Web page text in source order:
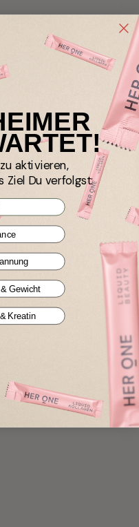
aktivieren,
Ziel Du verfolgst:
Gewicht
Kreatin